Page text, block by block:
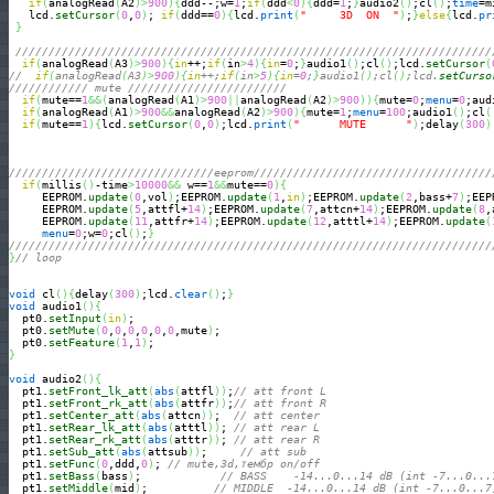
if(analogRead (A2 )>900) {ddd--;w=1 ; if(ddd<0) {ddd=1 ; }audio2 ( ) ;cl ( ) ;time
   lcd.
setCursor(0 0) ; if(ddd==0) {lcd. print ( "     3D  ON  " ) ; }else{lcd.
}
if(analogRead (A3)>900) {in++; if( in>4) {in=0; }audio1 ( ) ;cl ( ) ;lcd. setCursor(
// if(analogRead(A3)>900) {in++; if(in>5) {in=0; }audio1 ( ) ;cl ( ) ;lcd.
//////////// mute ////////////////////////
if(mute==1&&(analogRead (A1 )>900 analogRead (A2 )>900) ) {mute=0;menu=0
if(analogRead (A1 )>900&&analogRead (A2 )>900) {mute=1 ;menu=100;audio1 ( ) ;cl (
if(mute==1 ) {lcd. setCursor(0 0) ;lcd. print ( "      MUTE      " ) ;delay(300)
///////////////////////////////
if(millis ( ) -time>10000&& w==1&&mute==0) {
     EEPROM.
update(0 ,vol ) ;EEPROM. update( 1 in) ;EEPROM. update(2 ,bass+7)
     EEPROM.
update( 5 ,attfl+14) ;EEPROM. update(7 ,attcn+14) ;EEPROM. update(8
     EEPROM.
update( 11 ,attfr+14) ;EEPROM. update( 12 ,atttl+14) ;EEPROM. update(
menu=0;w=0;cl ( ) ; }
}// loop
void cl ( ) {delay(300) ;lcd. clear( ) ; }
void audio1 ( ) {
  pt0.
setInput ( in) ;
  pt0.
setMute(0 0 0 0 0 0 ,mute) ;
  pt0.
setFeature( 1 1 )
}
void audio2 ( ) {
  pt1.
setFront_lk_att (abs (attfl ) ) ; // att front L
  pt1.
setFront_rk_att (abs (attfr) ) ; // att front R
  pt1.
setCenter_att (abs (attcn) ) ; // att center
  pt1.
setRear_lk_att (abs (atttl ) ) ; // att rear L
  pt1.
setRear_rk_att (abs (atttr) ) ; // att rear R
  pt1.
setSub_att (abs (attsub) ) ; // att sub
  pt1.
setFunc(0 ,ddd, 0) ; // mute,3d,тембр on/off
  pt1.
setBass ( bass ) ; // BASS    -14...0...14 dB (int -
  pt1.
setMiddle(mid ) ; // MIDDLE  -14...0...14 dB (int -